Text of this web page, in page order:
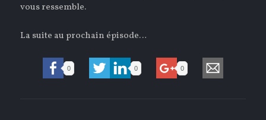
vous ressemble.
La suite au prochain épisode…
0 0 0